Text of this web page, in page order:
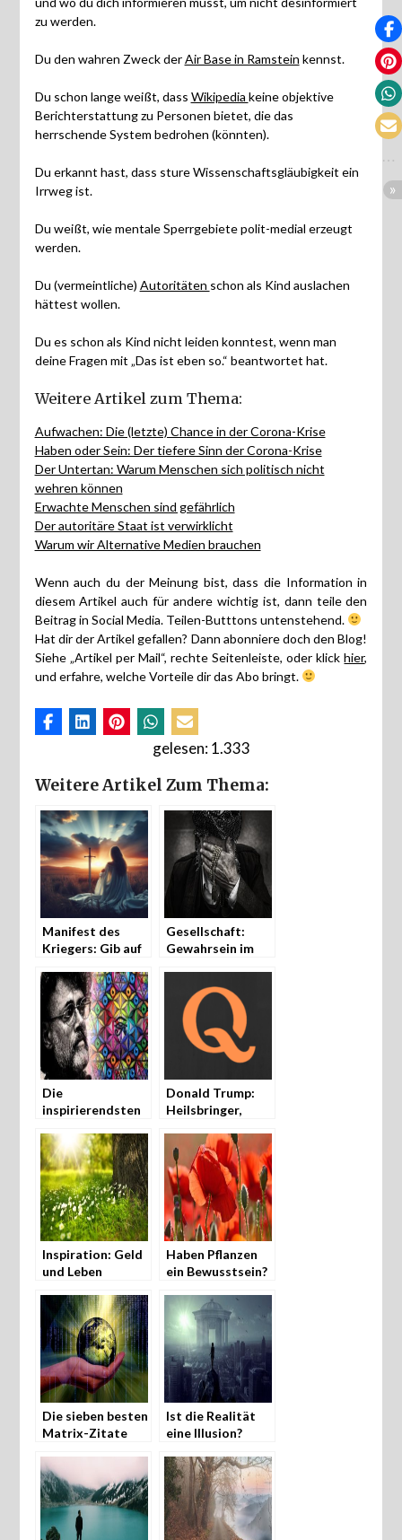
zu werden.
Du den wahren Zweck derAir Base in Ramstein kennst.
Du schon lange weißt, dass Wikipedia keine objektive
Berichterstattung zu Personen bietet, die das
herrschende System bedrohen (könnten).
Du erkannt hast, dass sture Wissenschaftsgläubigkeit ein
Irrweg ist.
Du weißt, wie mentale Sperrgebiete polit-medial erzeugt
werden.
Du (vermeintliche) Autoritäten schon als Kind auslachen
hättest wollen.
Du es schon als Kind nicht leiden konntest, wenn man
deine Fragen mit „Das ist eben so.“ beantwortet hat.
Weitere Artikel zum Thema:
Aufwachen: Die (letzte) Chance in der Corona-Krise
Haben oder Sein: Der tiefere Sinn der Corona-Krise
Der Untertan: Warum Menschen sich politisch nicht
wehren können
Erwachte Menschen sind gefährlich
Der autoritäre Staat ist verwirklicht
Warum wir Alternative Medien brauchen
Wenn auch du der Meinung bist, dass die Information in
diesem Artikel auch für andere wichtig ist, dann teile den
Beitrag in Social Media. Teilen-Butttons untenstehend.
Hat dir der Artikel gefallen? Dann abonniere doch den Blog!
Siehe „Artikel per Mail“, rechte Seitenleiste, oder klickhier,
und erfahre, welche Vorteile dir das Abo bringt.
gelesen: 1.333
Weitere Artikel Zum Thema:
Manifest des
Kriegers: Gib auf
wer du wirklich
bist!
Gesellschaft:
Gewahrsein im
Die
inspirierendsten
Terence McKenna
Donald Trump:
Heilsbringer,
Adrenochrom
Inspiration: Geld
und Leben
Haben Pflanzen
ein Bewusstsein?
Die sieben besten
Matrix-Zitate
Ist die Realität
eine Illusion?